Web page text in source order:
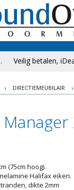
Veilig betalen,
› DIRECTIEMEUBILAIR ›
(75cm hoog).
Halifax eiken.
dikte 2mm